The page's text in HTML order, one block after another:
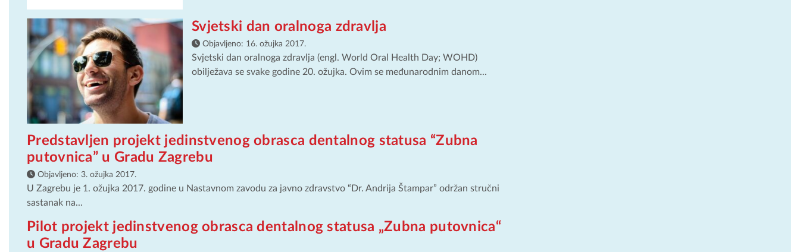
Svjetski dan oralnoga zdravlja
Objavljeno: 16. ožujka 2017.
Svjetski dan oralnoga zdravlja (engl. World Oral Health Day; WOHD)
obilježava se svake godine 20. ožujka. Ovim se međunarodnim danom...
Predstavljen projekt jedinstvenog obrasca dentalnog statusa “Zubna
putovnica” u Gradu Zagrebu
Objavljeno: 3. ožujka 2017.
U Zagrebu je 1. ožujka 2017. godine u Nastavnom zavodu za javno zdravstvo “Dr. Andrija Štampar” održan stručni
sastanak na...
Pilot projekt jedinstvenog obrasca dentalnog statusa „Zubna putovnica“
u Gradu Zagrebu